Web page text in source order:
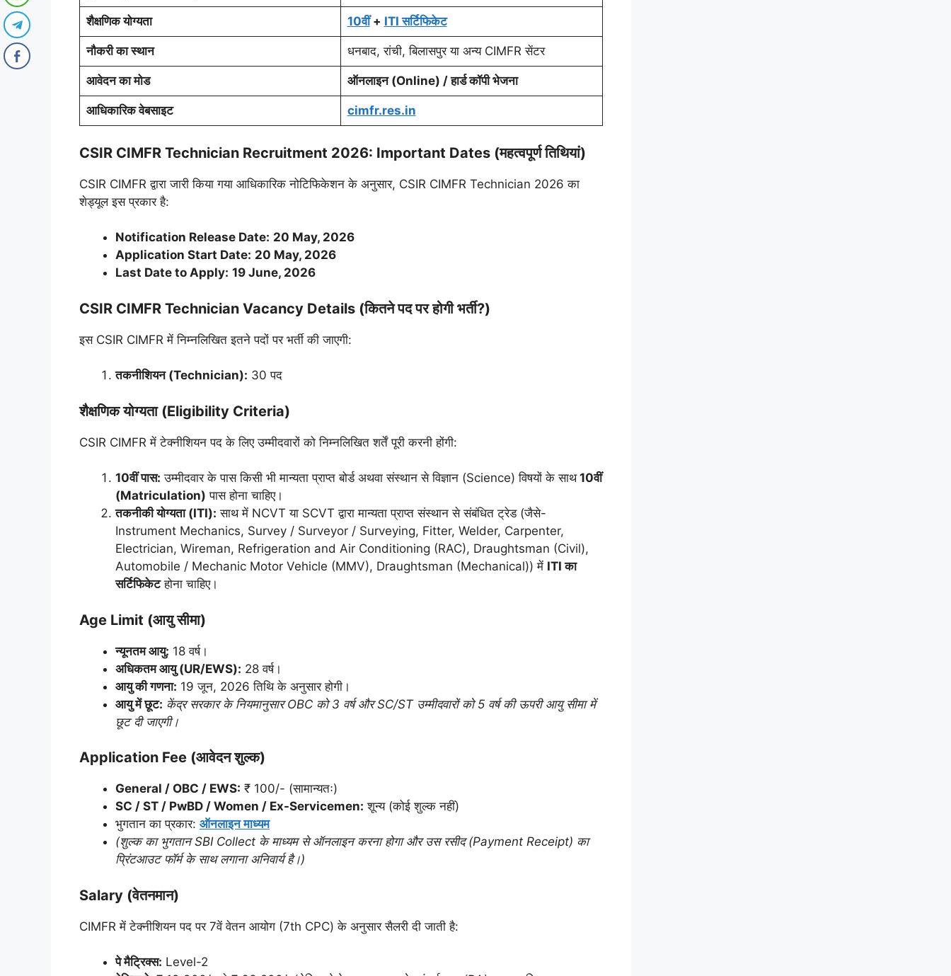
शैक्षणिक योग्यता 10वीं+ ITI सर्टिफिकेट
नौकरी का स्थान धनबाद, रांची, बिलासपुर या अन्य CIMFR सेंटर
आवेदन का मोड ऑनलाइन (Online) / हार्ड कॉपी भेजना
आधिकारिक वेबसाइट cimfr.res.in
CSIR CIMFR Technician Recruitment 2026: Important Dates (महत्वपूर्ण तिथियां)
CSIR CIMFR द्वारा जारी किया गया आधिकारिक नोटिफिकेशन के अनुसार, CSIR CIMFR Technician 2026 का
शेड्यूल इस प्रकार है:
Notification Release Date: 20 May, 2026
Application Start Date: 20 May, 2026
Last Date to Apply: 19 June, 2026
CSIR CIMFR Technician Vacancy Details (कितने पद पर होगी भर्ती?)
इस CSIR CIMFR में निम्नलिखित इतने पदों पर भर्ती की जाएगी:
तकनीशियन (Technician): 30 पद
शैक्षणिक योग्यता (Eligibility Criteria)
CSIR CIMFR में टेक्नीशियन पद के लिए उम्मीदवारों को निम्नलिखित शर्तें पूरी करनी होंगी:
10वीं पास: उम्मीदवार के पास किसी भी मान्यता प्राप्त बोर्ड अथवा संस्थान से विज्ञान (Science) विषयों के साथ10वीं
(Matriculation) पास होना चाहिए।
तकनीकी योग्यता (ITI): साथ में NCVT या SCVT द्वारा मान्यता प्राप्त संस्थान से संबंधित ट्रेड (जैसे-
Instrument Mechanics, Survey / Surveyor / Surveying, Fitter, Welder, Carpenter,
Electrician, Wireman, Refrigeration and Air Conditioning (RAC), Draughtsman (Civil),
Automobile / Mechanic Motor Vehicle (MMV), Draughtsman (Mechanical)) में ITI का
सर्टिफिकेटहोना चाहिए।
Age Limit (आयु सीमा)
न्यूनतम आयु: 18 वर्ष।
अधिकतम आयु (UR/EWS): 28 वर्ष।
आयु की गणना: 19 जून, 2026 तिथि के अनुसार होगी।
आयु में छूट: केंद्र सरकार के नियमानुसार OBC को 3 वर्ष और SC/ST उम्मीदवारों को 5 वर्ष की ऊपरी आयु सीमा में
छूट दी जाएगी।
Application Fee (आवेदन शुल्क)
General / OBC / EWS: ₹ 100/- (सामान्यतः)
SC / ST / PwBD / Women / Ex-Servicemen: शून्य (कोई शुल्क नहीं)
भुगतान का प्रकार: ऑनलाइन माध्यम
(शुल्क का भुगतान SBI Collect के माध्यम से ऑनलाइन करना होगा और उस रसीद (Payment Receipt) का
प्रिंटआउट फॉर्म के साथ लगाना अनिवार्य है।)
Salary (वेतनमान)
CIMFR में टेक्नीशियन पद पर 7वें वेतन आयोग (7th CPC) के अनुसार सैलरी दी जाती है:
पे मैट्रिक्स: Level-2